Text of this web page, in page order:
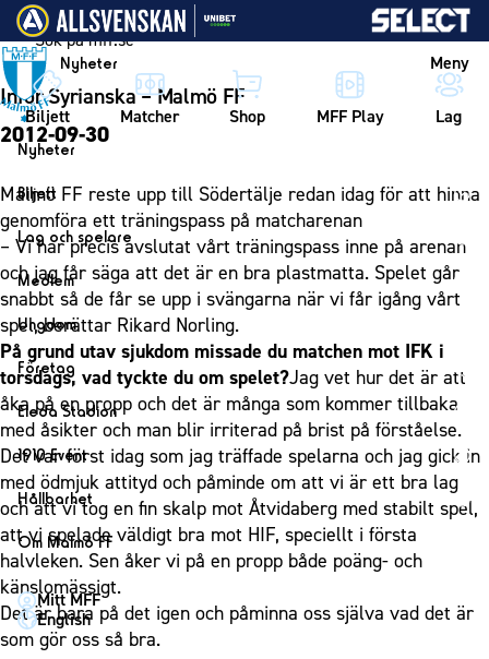
Vidare till innehållet
Nyheter Meny
Biljett Matcher Shop MFF Play Lag
Nyheter
Nyheter
Kalender
Biljett
Biljett
Årskort herr
Årskort dam
Mitt MFF
Biljetter till bortamatcher
Biljettvillkor
Lag och spelare
Lag
Herrlaget
Spelare
Ledarstab
Damlaget
Spelare
Ledarstab
Medlem
Medlemskap i Malmö FF
Årsmöte 2026
Ungdom
MFF Ungdom
Sommarfotboll
Skånecupen
Fotbollsskolan
Fotbollsnätverket
P19
F19
P17
F17
Företag
Bli företagspartner
Nätverket
Klubbstolar
Partner dam
Eleda Stadion
Eleda Stadion
Erics Bar & Restaurang
Matchdag på Eleda Stadion
MFF-museet & rundvandringar
1910 Event
1910 Event
Fest & Event
Konferens
Möte
Mässa
Hållbarhet
Hållbarhet
Himmelsblå framtid – en match för miljön
MFF i samhället
Laget för alla
Om Malmö FF
Om Malmö FF
Kontakt
Press och media
Mitt MFF
English
Inför Syrianska – Malmö FF
2012-09-30
Malmö FF reste upp till Södertälje redan idag för att hinna
genomföra ett träningspass på matcharenan
– Vi har precis avslutat vårt träningspass inne på arenan
och jag får säga att det är en bra plastmatta. Spelet går
snabbt så de får se upp i svängarna när vi får igång vårt
spel, berättar Rikard Norling.
På grund utav sjukdom missade du matchen mot IFK i
torsdags, vad tyckte du om spelet?Jag vet hur det är att
åka på en propp och det är många som kommer tillbaka
med åsikter och man blir irriterad på brist på förståelse.
Det var först idag som jag träffade spelarna och jag gick in
med ödmjuk attityd och påminde om att vi är ett bra lag
och att vi tog en fin skalp mot Åtvidaberg med stabilt spel,
att vi spelade väldigt bra mot HIF, speciellt i första
halvleken. Sen åker vi på en propp både poäng- och
känslomässigt.
Det är bara på det igen och påminna oss själva vad det är
som gör oss så bra.